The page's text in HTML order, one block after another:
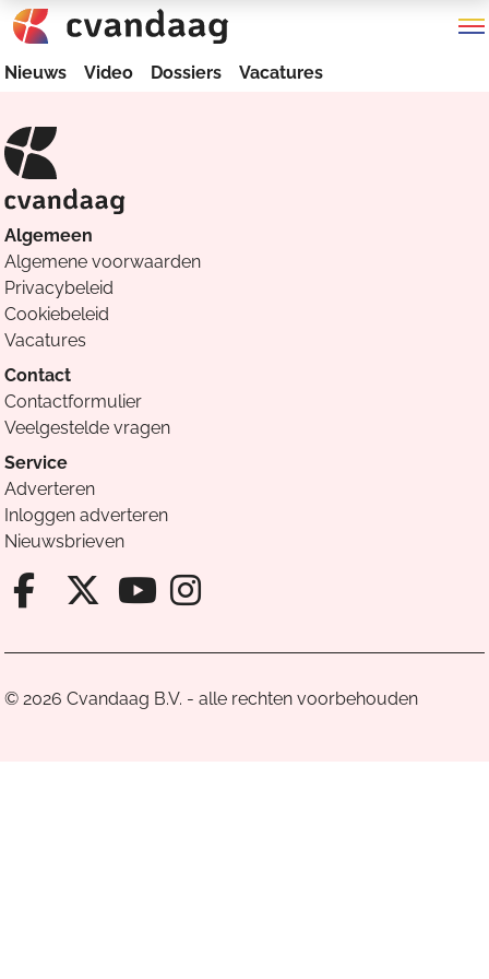
Nieuws Video Dossiers Vacatures
Algemeen
Algemene voorwaarden
Privacybeleid
Cookiebeleid
Vacatures
Contact
Contactformulier
Veelgestelde vragen
Service
Adverteren
Inloggen adverteren
Nieuwsbrieven
Facebook van Cvandaag
X van Cvandaag
Instagram van
© 2026 Cvandaag B.V. - alle rechten voorbehouden